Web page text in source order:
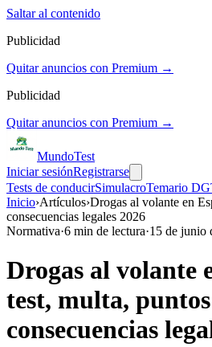
Saltar al contenido
Publicidad
Quitar anuncios con Premium →
Publicidad
Quitar anuncios con Premium →
MundoTest
Iniciar sesiónRegistrarse
Tests de conducirSimulacroTemario
Inicio›Artículos›Drogas al volante en
consecuencias legales 2026
Normativa·6 min de lectura·15 de junio
Drogas al volante
test, multa,
consecuencias